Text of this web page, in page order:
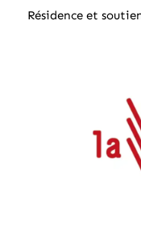
Résidence et